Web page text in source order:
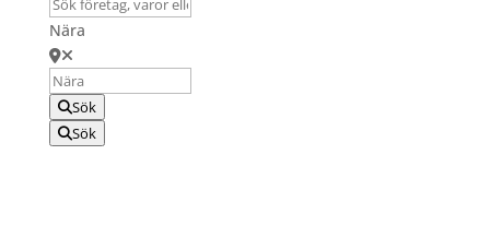
Nära
Sök
Sök